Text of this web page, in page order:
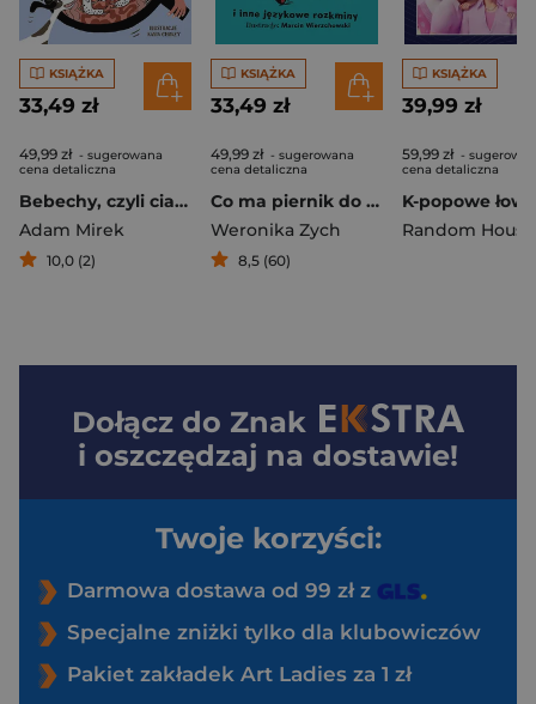
KSIĄŻKA
33,49 zł
49,99 zł - sugerowana
cena detaliczna
Bebechy, czyli ciało człowieka pod lupą [2025]
Adam Mirek
10,0 (2)
KSIĄŻKA
33,49 zł
49,99 zł - sugerowana
cena detaliczna
Co ma piernik do wiatraka i inne językowe rozkminy
Weronika Zych
8,5 (60)
KSIĄŻKA
39,99 zł
59,99 zł -
cena detaliczna
Random House
Dołącz do Znak
i oszczędzaj na dostawie!
Twoje korzyści:
Darmowa dostawa od 99 zł z
Specjalne zniżki tylko dla klubowiczów
Pakiet zakładek Art Ladies za 1 zł